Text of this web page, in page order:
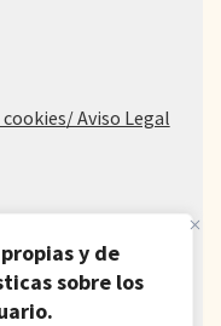
y de
sobre los
/ Aviso Legal